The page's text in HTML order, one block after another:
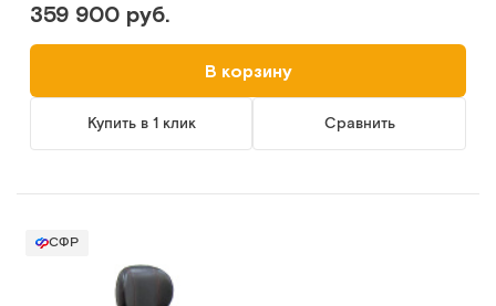
359 900 руб.
В корзину
Купить в 1 клик Сравнить
СФР